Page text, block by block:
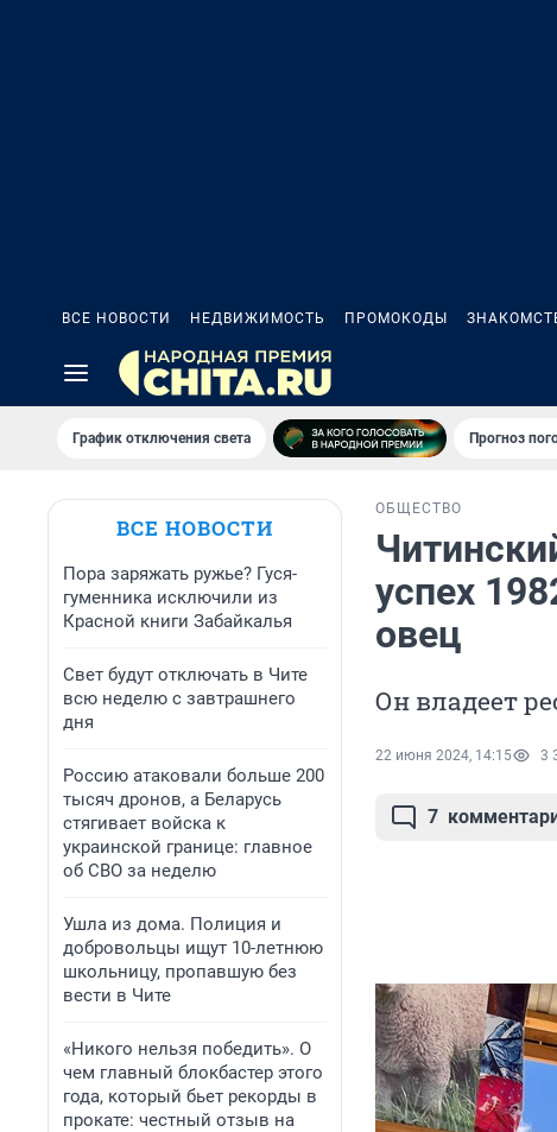
ВСЕ НОВОСТИ НЕДВИЖИМОСТЬ ПРОМОКОДЫ
График отключения света Прогноз
ВСЕ НОВОСТИ
Пора заряжать ружье? Гуся-
гуменника исключили из
Красной книги Забайкалья
Свет будут отключать в Чите
всю неделю с завтрашнего
дня
Россию атаковали больше 200
тысяч дронов, а Беларусь
стягивает войска к
украинской границе: главное
об СВО за неделю
Ушла из дома. Полиция и
добровольцы ищут 10-летнюю
школьницу, пропавшую без
вести в Чите
«Никого нельзя победить». О
чем главный блокбастер этого
года, который бьет рекорды в
прокате: честный отзыв на
ОБЩЕСТВО
успех
овец
Он владеет
22 июня 2024, 14:15 3
7